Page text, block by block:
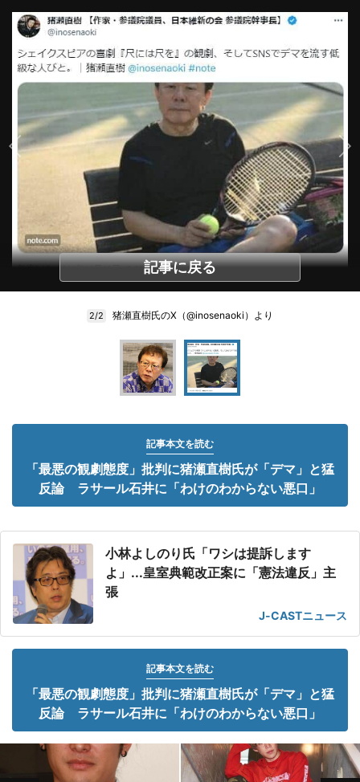
記事に戻る
2/2 猪瀬直樹氏のX（@inosenaoki）より
記事本文を読む
「最悪の観劇態度」批判に猪瀬直樹氏が「デマ」と猛
反論 ラサール石井に「わけのわからない悪口」
小林よしのり氏「ワシは提訴します
よ」...皇室典範改正案に「憲法違反」主
張
J-CASTニュース
記事本文を読む
「最悪の観劇態度」批判に猪瀬直樹氏が「デマ」と猛
反論 ラサール石井に「わけのわからない悪口」